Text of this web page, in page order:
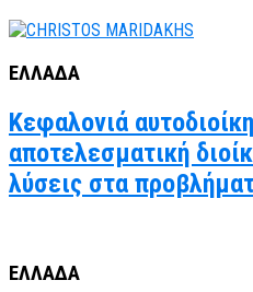
ΕΛΛΑΔΑ
Κεφαλονιά
αποτελεσματική
λύσεις στα
ΕΛΛΑΔΑ